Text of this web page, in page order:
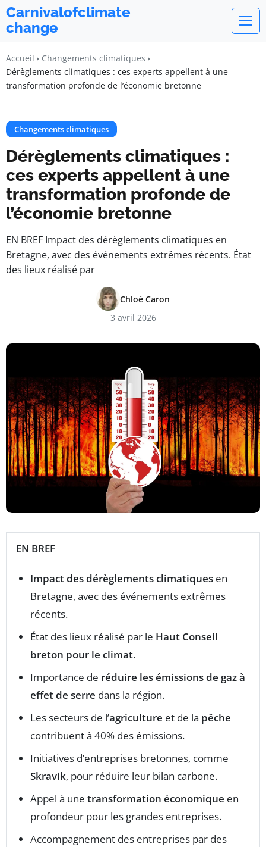
Carnivalofclimate
change
Accueil
Changements climatiques
Dérèglements climatiques : ces experts appellent à une
transformation profonde de l’économie bretonne
Changements climatiques
Dérèglements climatiques :
ces experts appellent à une
transformation profonde de
l’économie bretonne
EN BREF Impact des dérèglements climatiques en
Bretagne, avec des événements extrêmes récents. État
des lieux réalisé par
Chloé Caron
3 avril 2026
EN BREF
Impact des dérèglements climatiques en
Bretagne, avec des événements extrêmes
récents.
État des lieux réalisé par le Haut Conseil
breton pour le climat.
Importance de réduire les émissions de gaz à
effet de serre dans la région.
Les secteurs de l’agriculture et de la pêche
contribuent à 40% des émissions.
Initiatives d’entreprises bretonnes, comme
Skravik, pour réduire leur bilan carbone.
Appel à une transformation économique en
profondeur pour les grandes entreprises.
Accompagnement des entreprises par des